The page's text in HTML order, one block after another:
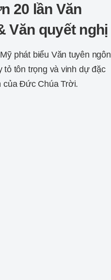
20 lần Văn
Văn quyết nghị
phát biểu Văn tuyên ngôn
tỏ tôn trọng và vinh dự đặc
của Đức Chúa Trời.